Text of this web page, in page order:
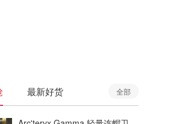
最新好货 全部